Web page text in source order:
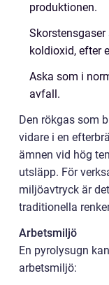
produktionen.
koldioxid, efter
Aska som i
avfall.
Den rökgas som
vidare i en
ämnen vid hög
utsläpp. För
miljöavtryck är
traditionella
Arbetsmiljö
En pyrolysugn
arbetsmiljö: